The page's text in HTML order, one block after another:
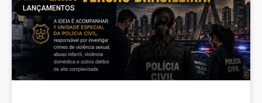
LANÇAMENTOS